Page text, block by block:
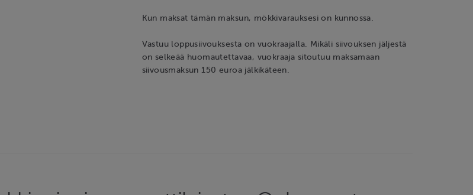
Kun maksat tämän maksun, mökkivarauksesi on kunnossa.
Vastuu loppusiivouksesta on vuokraajalla. Mikäli siivouksen jäljestä
on selkeää huomautettavaa, vuokraaja sitoutuu maksamaan
siivousmaksun 150 euroa jälkikäteen.